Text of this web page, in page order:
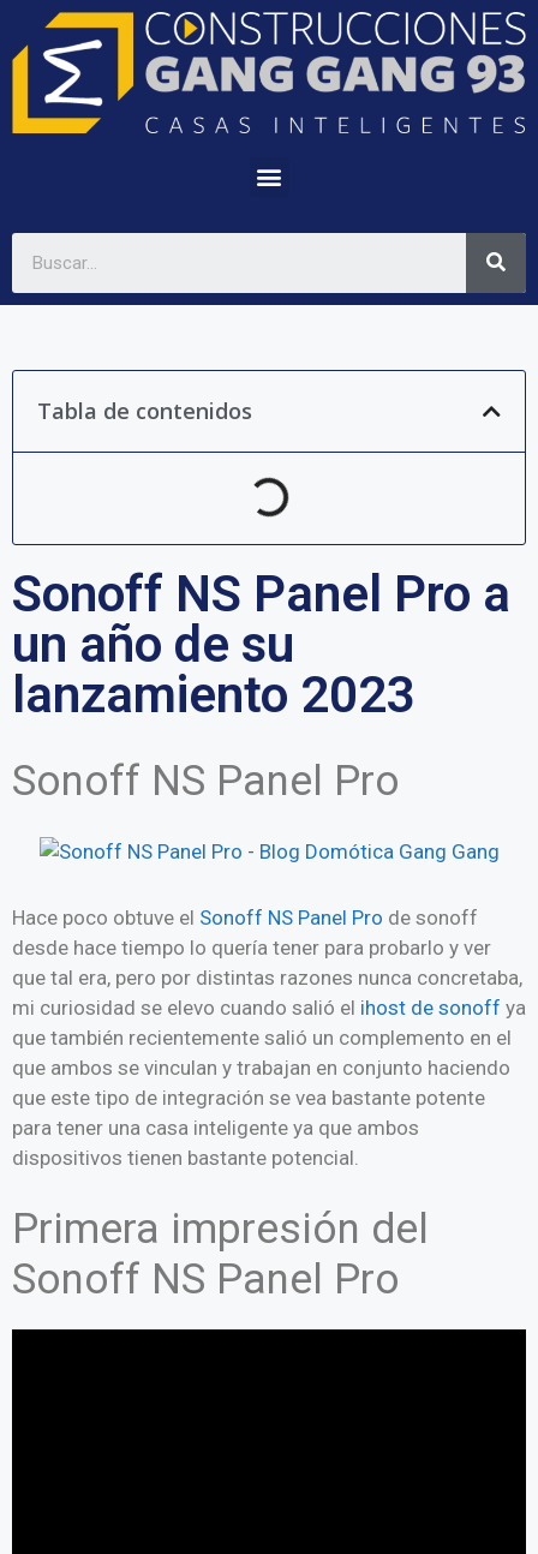
Tabla de contenidos
Sonoff NS Panel Pro a
un año de su
lanzamiento 2023
Sonoff NS Panel Pro
Hace poco obtuve el Sonoff NS Panel Pro de sonoff
desde hace tiempo lo quería tener para probarlo y ver
que tal era, pero por distintas razones nunca concretaba,
mi curiosidad se elevo cuando salió el ihost de sonoff ya
que también recientemente salió un complemento en el
que ambos se vinculan y trabajan en conjunto haciendo
que este tipo de integración se vea bastante potente
para tener una casa inteligente ya que ambos
dispositivos tienen bastante potencial.
Primera impresión del
Sonoff NS Panel Pro